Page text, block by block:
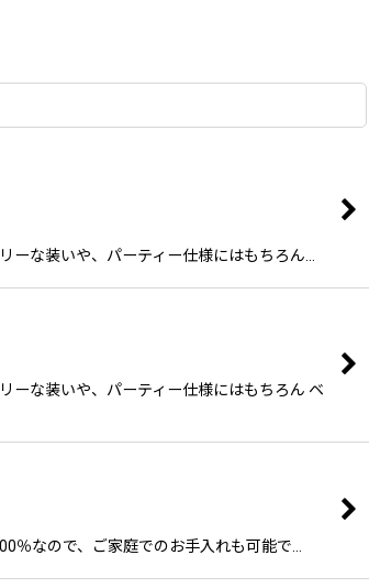
な装いや、パーティー仕様にはもちろん…
な装いや、パーティー仕様にはもちろん ベ
％なので、ご家庭でのお手入れも可能で…